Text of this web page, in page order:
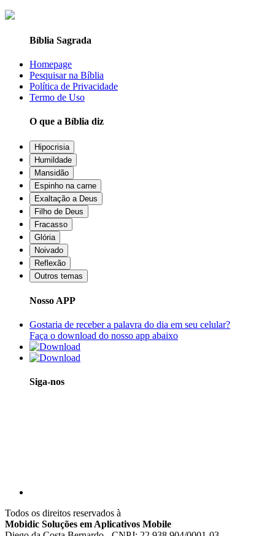
Bíblia Sagrada
Homepage
Pesquisar na Bíblia
Política de Privacidade
Termo de Uso
O que a Bíblia diz
Hipocrisia
Humildade
Mansidão
Espinho na carne
Exaltação a Deus
Filho de Deus
Fracasso
Glória
Noivado
Reflexão
Outros temas
Nosso APP
Gostaria de receber a palavra do dia em seu celular?
Faça o download do nosso app abaixo
Siga-nos
Todos os direitos reservados à
Mobidic Soluções em Aplicativos Mobile